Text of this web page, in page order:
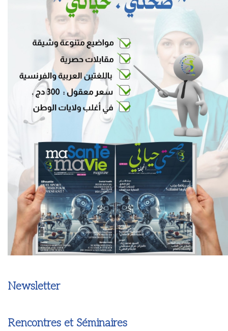
Newsletter
Rencontres et Séminaires